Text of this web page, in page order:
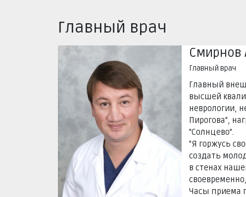
Главный врач
Смирнов
Главный врач
Главный
высшей
неврологии,
Пирогова",
"Солнцево".
"Я горжусь
создать
в стенах
Часы приема